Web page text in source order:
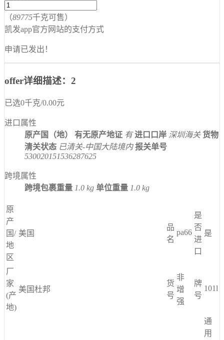
（89775千克可售）
凯发app官方网站的支付方式
申请已发出！
offer详细描述：2
已选0千克/0.00元
进口属性
原产国（地）
有无原产地证 有进口口岸 深圳海关 货物
清关状态 已清关-中国大陆境内 报关单号
530020151536287625
跨境属性
跨境包裹重量 1.0 kg 单位重量 1.0 kg
原
产
国/
地
区
美国
品
名
pa66
是
否
进
口
是
厂
家
(产
地)
美国杜邦
货
号
非
增
强
牌
号
101l
通
用